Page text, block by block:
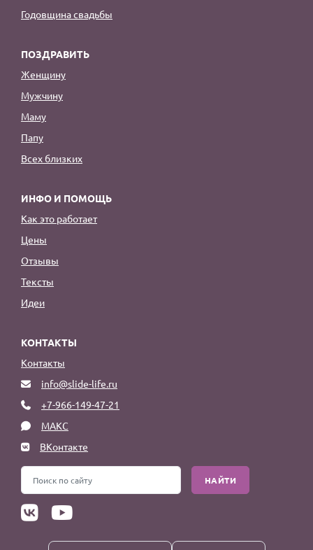
Годовщина свадьбы
ПОЗДРАВИТЬ
Женщину
Мужчину
Маму
Папу
Всех близких
ИНФО И ПОМОЩЬ
Как это работает
Цены
Отзывы
Тексты
Идеи
КОНТАКТЫ
Контакты
info@slide-life.ru
+7-966-149-47-21
МАКС
ВКонтакте
НАЙТИ